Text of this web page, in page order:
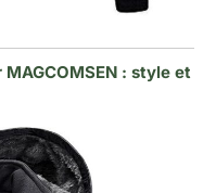
: style et